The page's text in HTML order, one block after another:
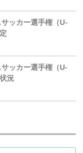
ッカー選手権（U-
ッカー選手権（U-
況